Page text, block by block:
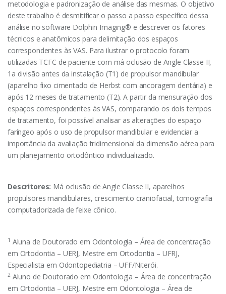
metodologia e padronização de análise das mesmas. O objetivo
deste trabalho é desmitificar o passo a passo específico dessa
análise no software Dolphin Imaging® e descrever os fatores
técnicos e anatômicos para delimitação dos espaços
correspondentes às VAS. Para ilustrar o protocolo foram
utilizadas TCFC de paciente com má oclusão de Angle Classe II,
1a divisão antes da instalação (T1) de propulsor mandibular
(aparelho fixo cimentado de Herbst com ancoragem dentária) e
após 12 meses de tratamento (T2). A partir da mensuração dos
espaços correspondentes às VAS, comparando os dois tempos
de tratamento, foi possível analisar as alterações do espaço
faríngeo após o uso de propulsor mandibular e evidenciar a
importância da avaliação tridimensional da dimensão aérea para
um planejamento ortodôntico individualizado.
Descritores: Má oclusão de Angle Classe II, aparelhos
propulsores mandibulares, crescimento craniofacial, tomografia
computadorizada de feixe cônico.
1 Aluna de Doutorado em Odontologia – Área de concentração
em Ortodontia – UERJ, Mestre em Ortodontia – UFRJ,
Especialista em Odontopediatria – UFF/Niterói.
2Aluno de Doutorado em Odontologia – Área de concentração
em Ortodontia – UERJ, Mestre em Odontologia – Área de